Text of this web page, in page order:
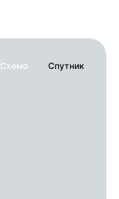
Схема Спутник